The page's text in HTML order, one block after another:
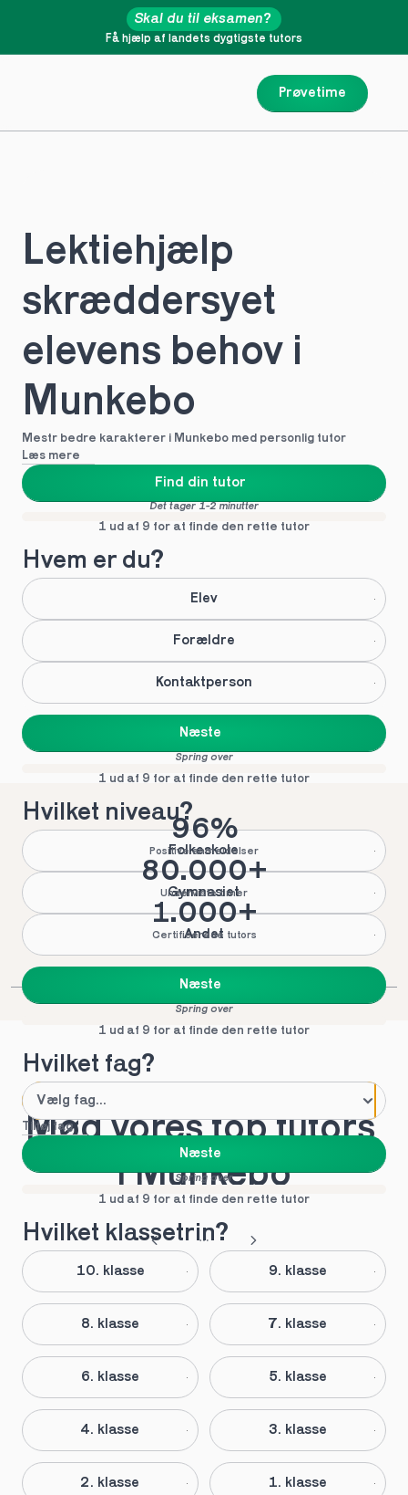
Prøvetime
Få hjælp af landets dygtigste tutors
Skal du til eksamen?
Lektiehjælp
skræddersyet
elevens behov i
Munkebo
Mestr bedre karakterer i Munkebo med personlig tutor
Læs mere
Find din tutor
Det tager 1-2 minutter
1 ud af 9 for at finde den rette tutor
Hvem er du?
Elev
Forældre
Kontaktperson
Næste
Spring over
1 ud af 9 for at finde den rette tutor
Hvilket niveau?
Folkeskole
Gymnasiet
Andet
Næste
Spring over
1 ud af 9 for at finde den rette tutor
Hvilket fag?
Tilføj fag
Næste
Spring over
1 ud af 9 for at finde den rette tutor
Hvilket klassetrin?
10. klasse 9. klasse
8. klasse 7. klasse
6. klasse 5. klasse
4. klasse 3. klasse
2. klasse 1. klasse
96%
Positive anmeldelser
80.000+
Underviste timer
1.000+
Certificerede tutors
Mød vores top tutors
i Munkebo